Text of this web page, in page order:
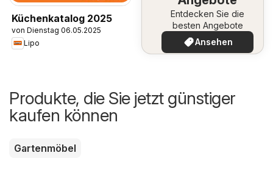
Küchenkatalog 2025
von Dienstag 06.05.2025
Lipo
Entdecken Sie die
besten Angebote
Ansehen
Produkte, die Sie jetzt günstiger
kaufen können
Gartenmöbel